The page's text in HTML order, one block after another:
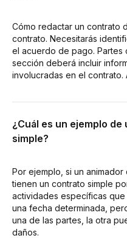
Cómo redactar un contrato
contrato. Necesitarás
el acuerdo de pago. Partes
sección deberá incluir
involucradas en el contrato.
¿Cuál es un ejemplo
simple?
Por ejemplo, si un
tienen un contrato simple
actividades específicas
una fecha determinada,
una de las partes, la otra
daños.